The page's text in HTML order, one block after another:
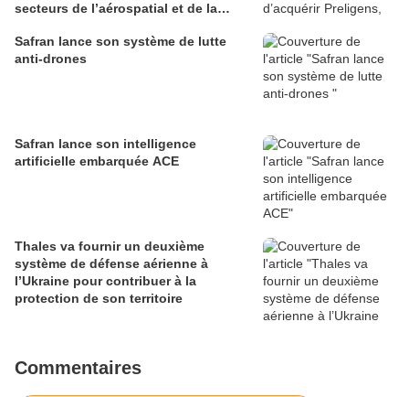
secteurs de l’aérospatial et de la
Safran lance son système de lutte
anti-drones
Safran lance son intelligence
artificielle embarquée ACE
Thales va fournir un deuxième
système de défense aérienne à
l’Ukraine pour contribuer à la
protection de son territoire
Commentaires